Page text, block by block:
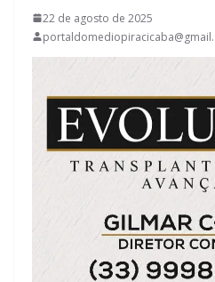
22 de agosto de 2025